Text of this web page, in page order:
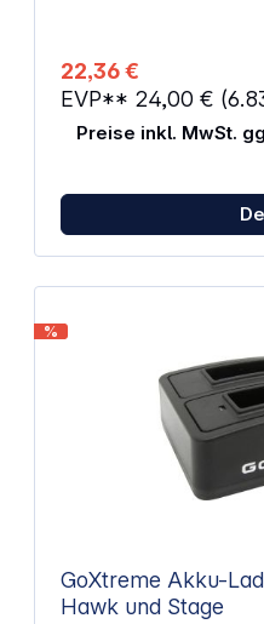
22,36 €
EVP** 24,00 €
Preise inkl. MwSt.
%
GoXtreme Akku-
Hawk und Stage